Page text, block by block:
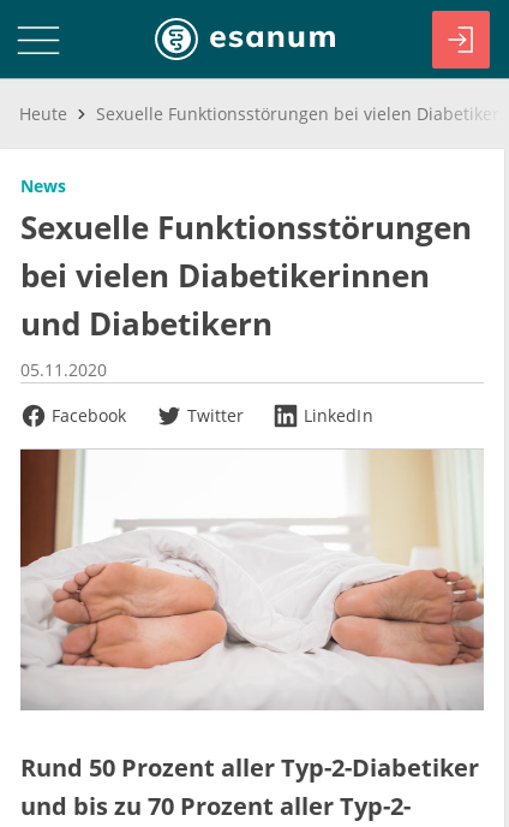
Heute
News
Sexuelle Funktionsstörungen
bei vielen Diabetikerinnen
und Diabetikern
05.11.2020
Facebook
Twitter LinkedIn
Rund 50 Prozent aller Typ-2-Diabetiker
und bis zu 70 Prozent aller Typ-2-